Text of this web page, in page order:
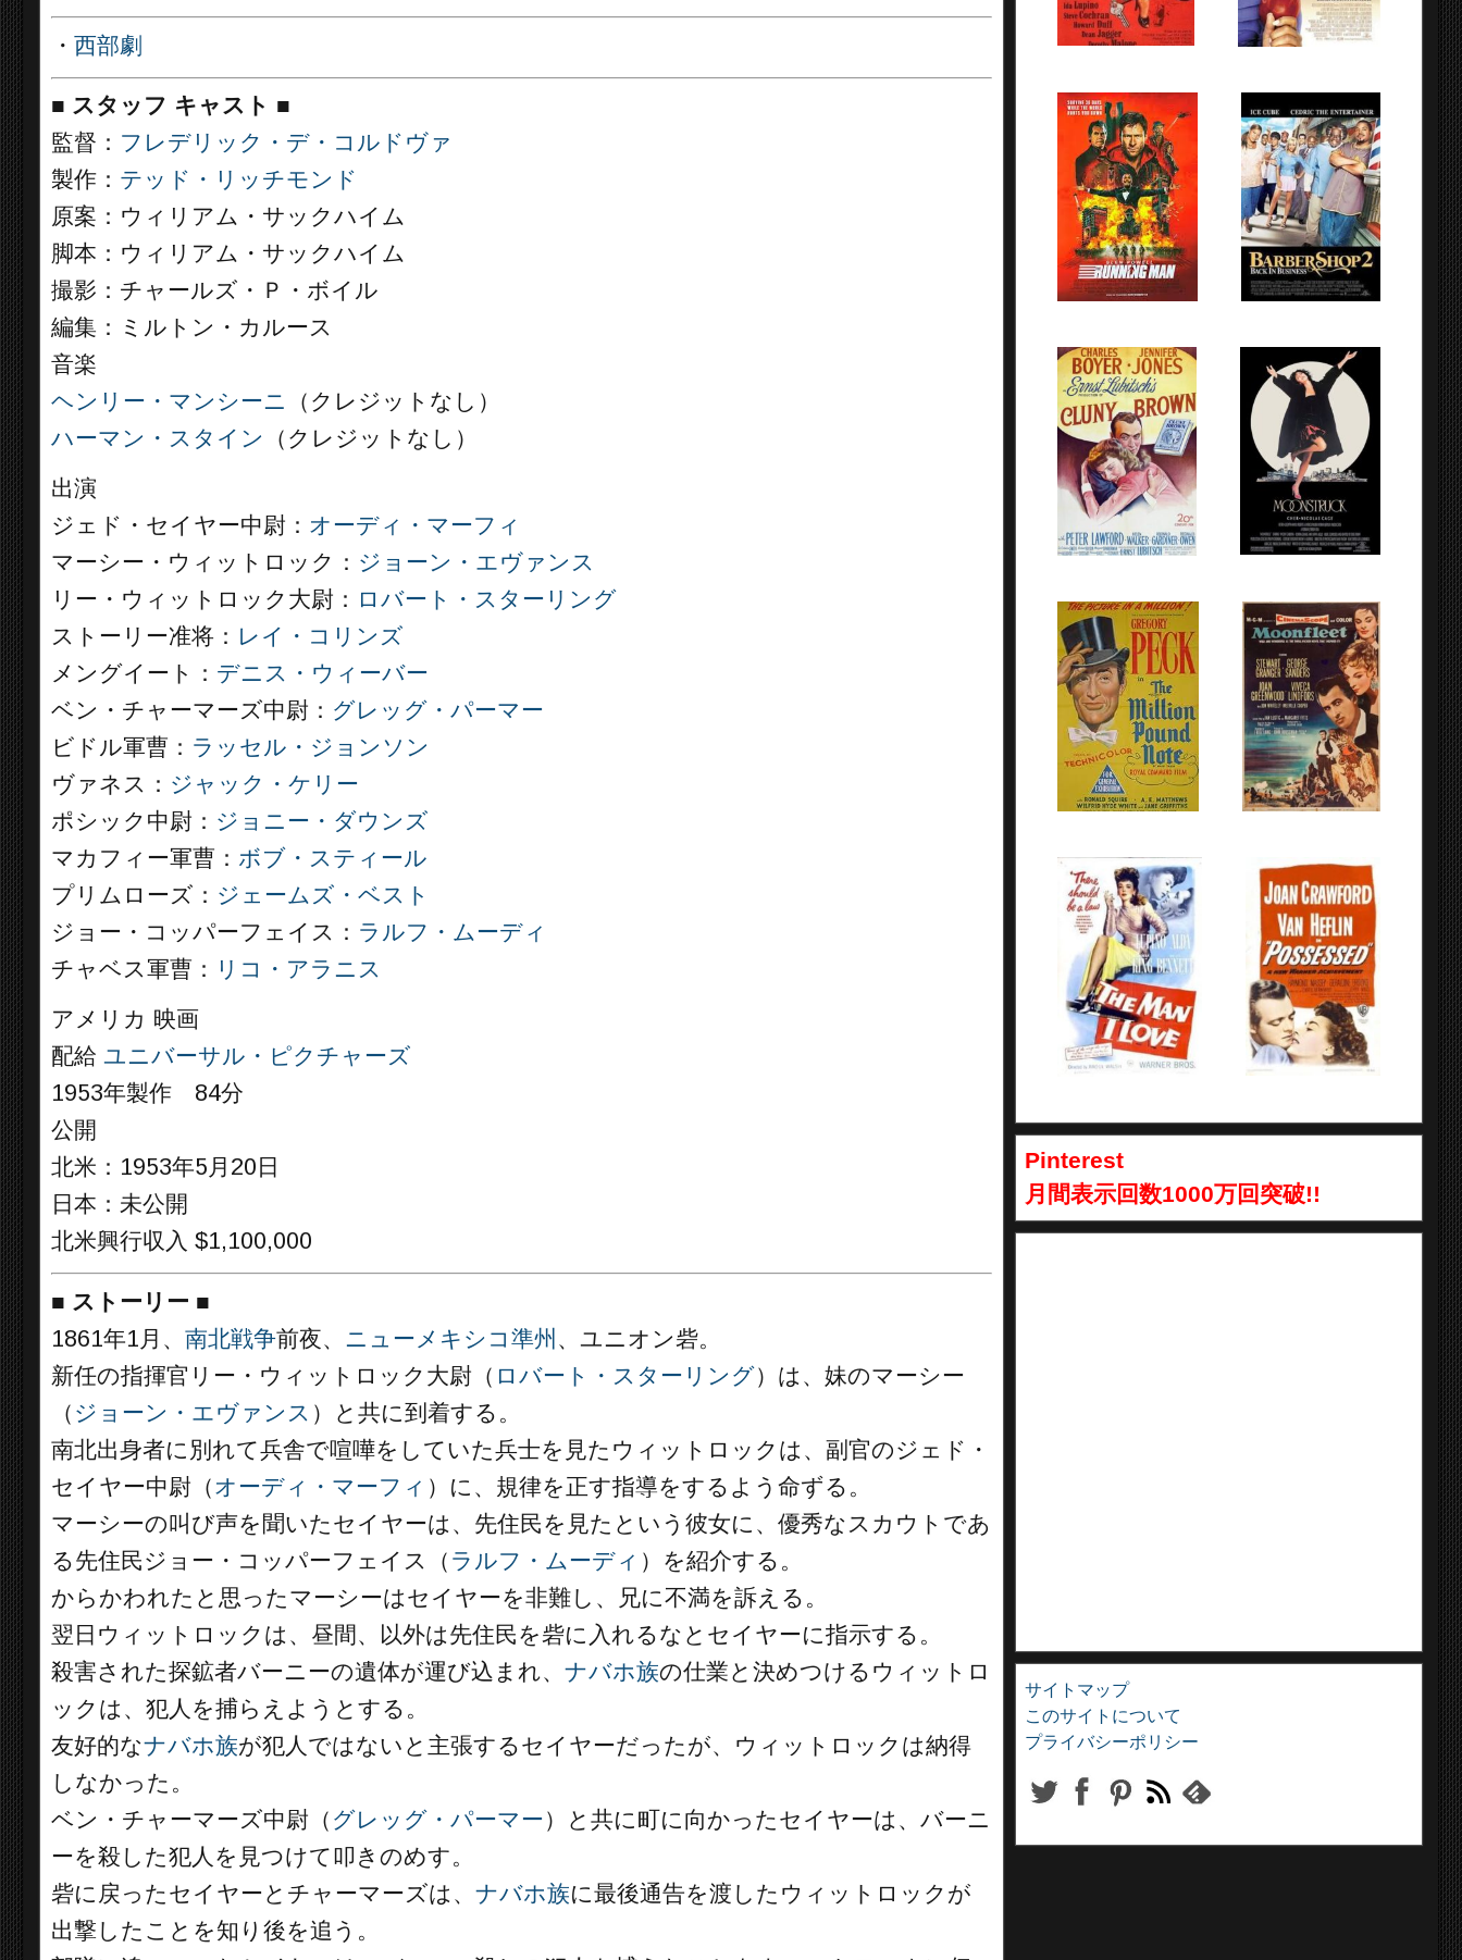
・ 西部劇
■ スタッフ キャスト ■
監督： フレデリック・デ・コルドヴァ
製作： テッド・リッチモンド
原案：ウィリアム・サックハイム
脚本：ウィリアム・サックハイム
撮影：チャールズ・Ｐ・ボイル
編集：ミルトン・カルース
音楽
ヘンリー・マンシーニ
（クレジットなし）
ハーマン・スタイン
（クレジットなし）
出演
ジェド・セイヤー中尉： オーディ・マーフィ
マーシー・ウィットロック： ジョーン・エヴァンス
リー・ウィットロック大尉： ロバート・スターリング
ストーリー准将： レイ・コリンズ
メングイート： デニス・ウィーバー
ベン・チャーマーズ中尉： グレッグ・パーマー
ビドル軍曹： ラッセル・ジョンソン
ヴァネス： ジャック・ケリー
ポシック中尉： ジョニー・ダウンズ
マカフィー軍曹： ボブ・スティール
プリムローズ： ジェームズ・ベスト
ジョー・コッパーフェイス： ラルフ・ムーディ
チャベス軍曹： リコ・アラニス
アメリカ 映画
配給 ユニバーサル・ピクチャーズ
1953年製作 84分
公開
北米：1953年5月20日
日本：未公開
北米興行収入 $1,100,000
■ ストーリー ■
1861年1月、 南北戦争前夜、 ニューメキシコ準州 、ユニオン砦。
新任の指揮官リー・ウィットロック大尉（ ロバート・スターリング）は、妹のマーシー
（ ジョーン・エヴァンス ）と共に到着する。
南北出身者に別れて兵舎で喧嘩をしていた兵士を見たウィットロックは、副官のジェド・
セイヤー中尉（オーディ・マーフィ ）に、規律を正す指導をするよう命ずる。
マーシーの叫び声を聞いたセイヤーは、先住民を見たという彼女に、優秀なスカウトであ
る先住民ジョー・コッパーフェイス（ ラルフ・ムーディ ）を紹介する。
からかわれたと思ったマーシーはセイヤーを非難し、兄に不満を訴える。
翌日ウィットロックは、昼間、以外は先住民を砦に入れるなとセイヤーに指示する。
殺害された探鉱者バーニーの遺体が運び込まれ、 ナバホ族の仕業と決めつけるウィットロ
ックは、犯人を捕らえようとする。
友好的なナバホ族が犯人ではないと主張するセイヤーだったが、ウィットロックは納得
しなかった。
ベン・チャーマーズ中尉（ グレッグ・パーマー）と共に町に向かったセイヤーは、バーニ
ーを殺した犯人を見つけて叩きのめす。
砦に戻ったセイヤーとチャーマーズは、 ナバホ族に最後通告を渡したウィットロックが
出撃したことを知り後を追う。
Pinterest
月間表示回数1000万回突破!!
サイトマップ
このサイトについて
プライバシーポリシー